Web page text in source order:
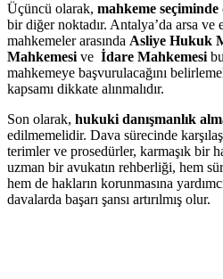
Üçüncü olarak, mahkeme
bir‌ diğer​ noktadır. Antalya’da ⁤arsa
mahkemeler arasında Asliye Hukuk
Mahkemesi ve ⁣ İdare⁢ Mahkemesi
mahkemeye⁢ başvurulacağını‍
kapsamı dikkate alınmalıdır.
Son olarak, hukuki danışmanlık
edilmemelidir. Dava sürecinde
terimler ve prosedürler, karmaşık bir‍
uzman​ bir avukatın rehberliği, hem
hem de ⁢hakların korunmasına
davalarda başarı⁢ şansı artırılmış olur.